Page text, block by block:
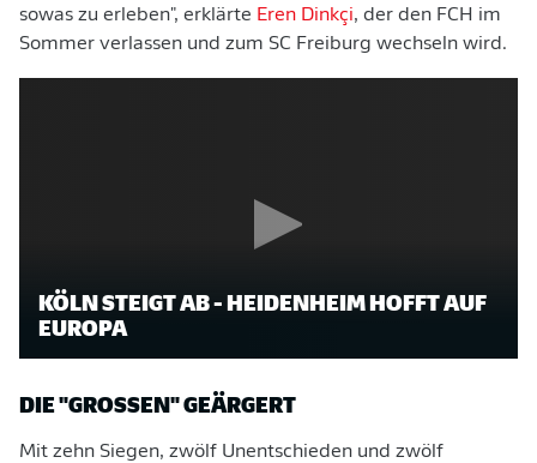
sowas zu erleben", erklärte Eren Dinkçi, der den FCH im
Sommer verlassen und zum SC Freiburg wechseln wird.
KÖLN STEIGT AB - HEIDENHEIM HOFFT AUF
EUROPA
DIE "GROSSEN" GEÄRGERT
Mit zehn Siegen, zwölf Unentschieden und zwölf